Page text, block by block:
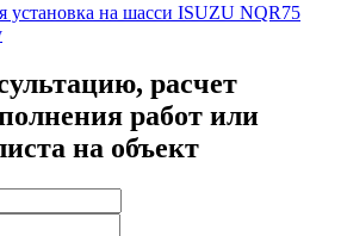
установка на шасси ISUZU NQR75
расчет
работ или
на объект